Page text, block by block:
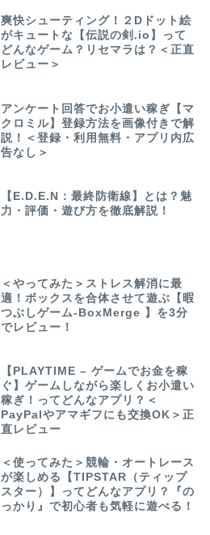
爽快シューティング！２Dドット絵
がキュートな【伝説の剣.io】って
どんなゲーム？リセマラは？＜正直
レビュー＞
アンケート回答でお小遣い稼ぎ【マ
クロミル】登録方法を画像付きで解
説！＜登録・利用無料・アプリ内広
告なし＞
【E.D.E.N：最終防衛線】とは？魅
力・評価・遊び方を徹底解説！
＜やってみた＞ストレス解消に最
適！ボックスを合体させて遊ぶ【暇
つぶしゲーム-BoxMerge 】を3分
でレビュー！
【PLAYTIME – ゲームでお金を稼
ぐ】ゲームしながら楽しくお小遣い
稼ぎ！ってどんなアプリ？＜
PayPalやアマギフにも交換OK＞正
直レビュー
＜使ってみた＞競輪・オートレース
が楽しめる【TIPSTAR（ティップ
スター）】ってどんなアプリ？『の
っかり』で初心者も気軽に遊べる！